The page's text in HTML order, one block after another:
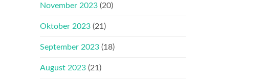
November 2023 (20)
Oktober 2023 (21)
September 2023 (18)
August 2023 (21)